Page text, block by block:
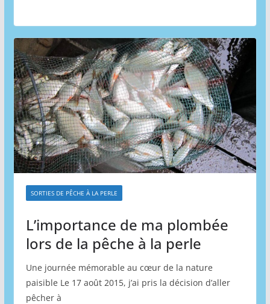
SORTIES DE PÊCHE À LA PERLE
L’importance de ma plombée
lors de la pêche à la perle
Une journée mémorable au cœur de la nature
paisible Le 17 août 2015, j’ai pris la décision d’aller
pêcher à